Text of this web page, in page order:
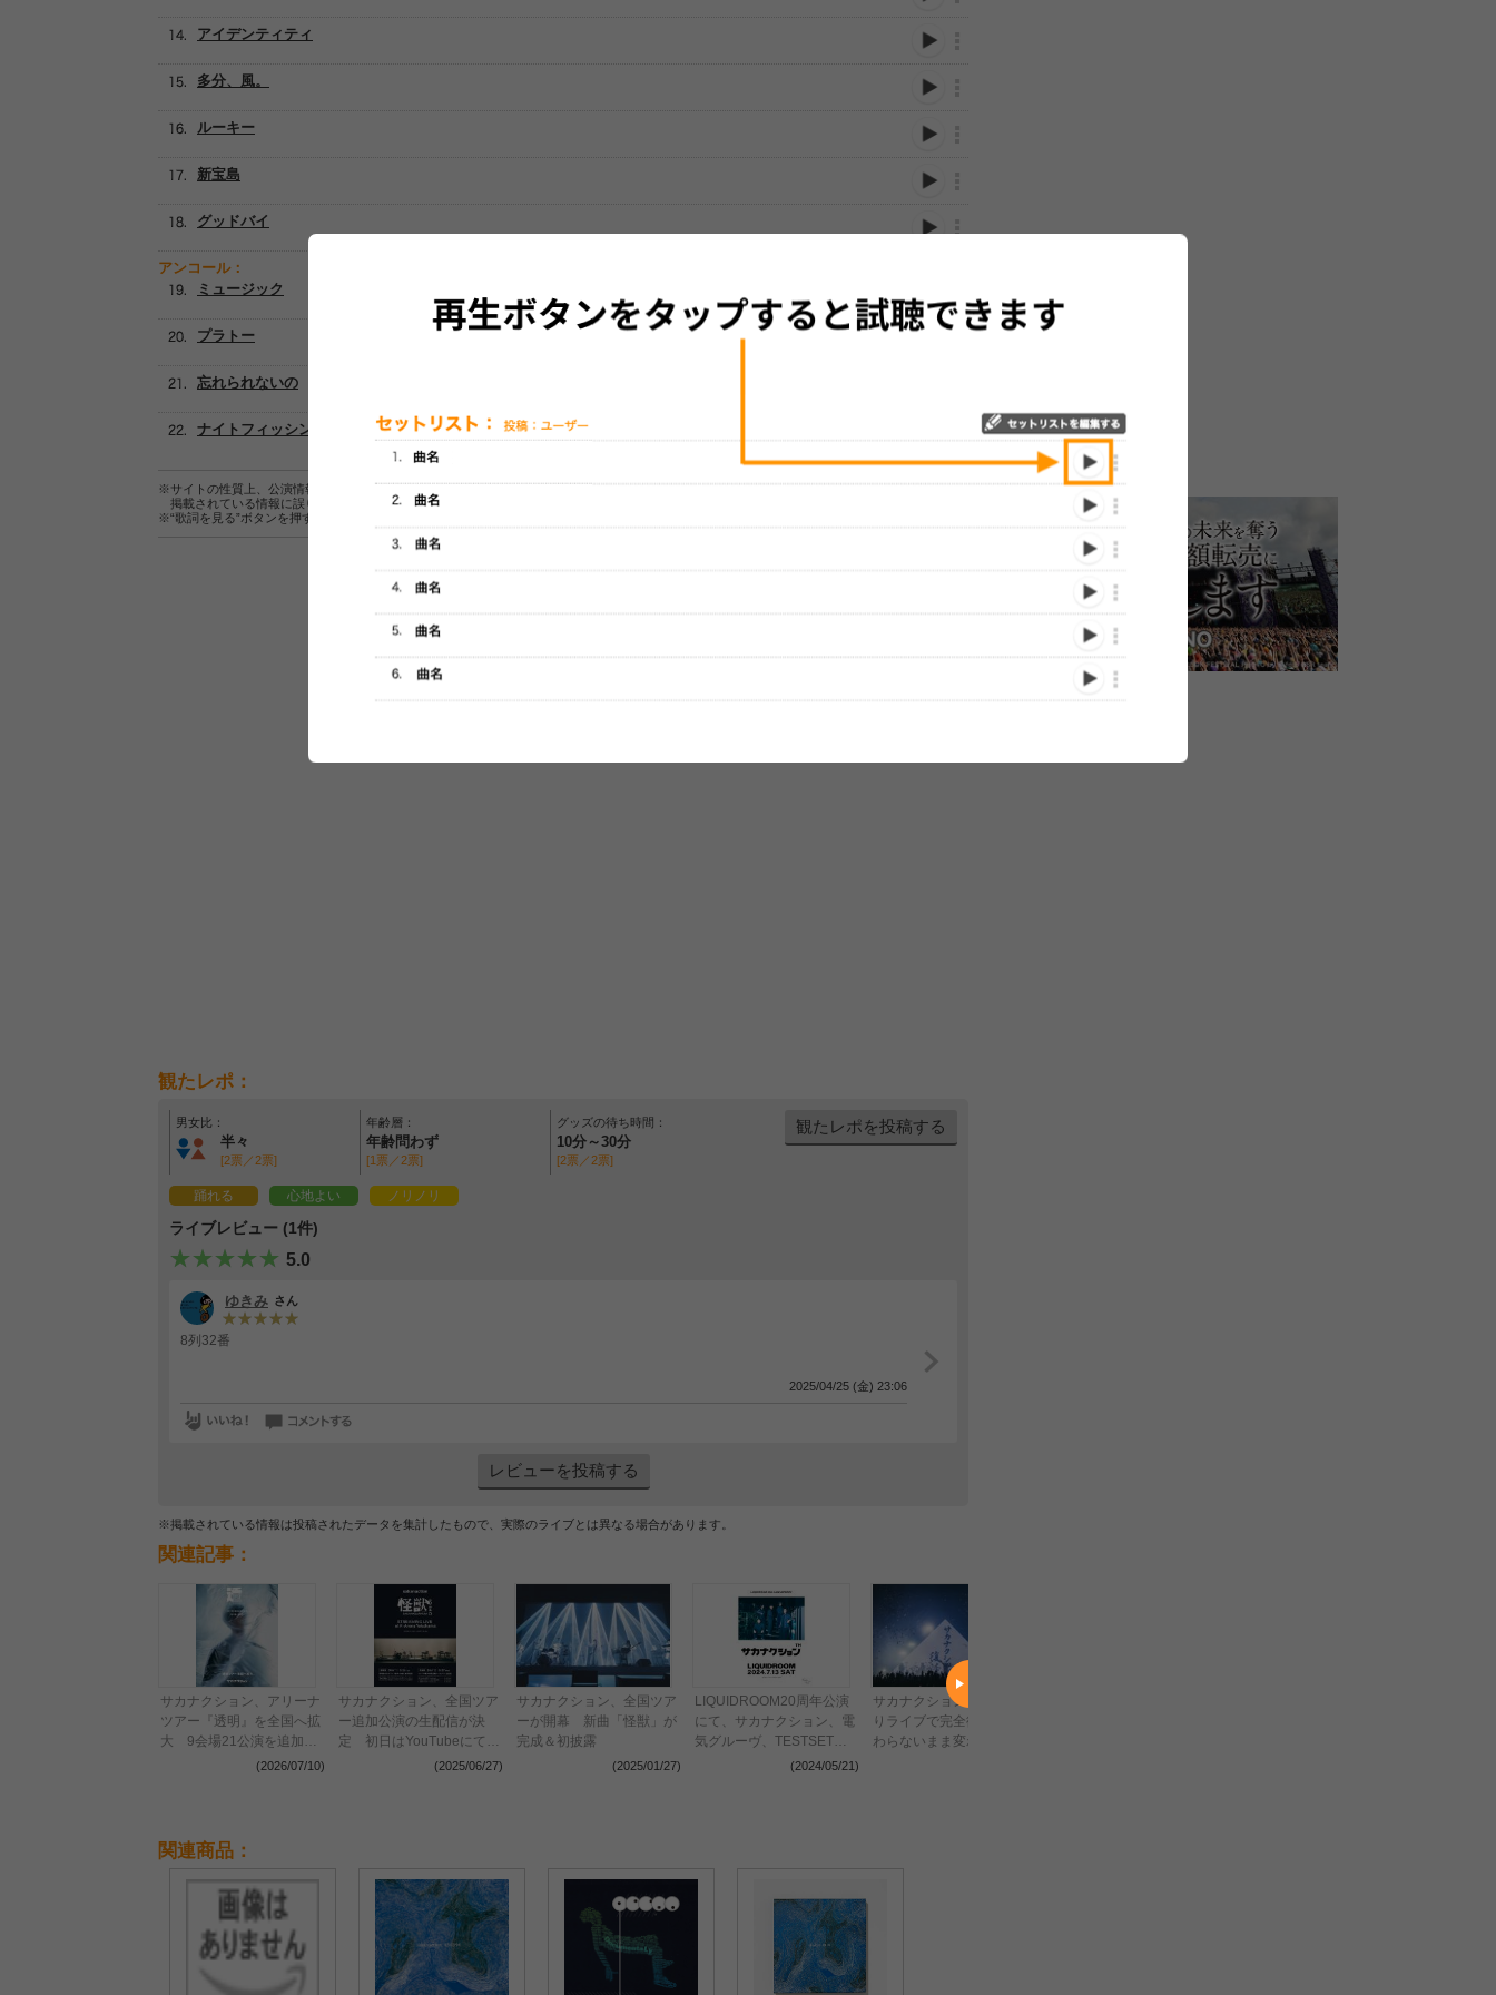
アイデンティティ
多分、風。
ルーキー
新宝島
グッドバイ
アンコール：
ミュージック
プラトー
忘れられないの
ナイトフィッシングイズグッド
※サイトの性質上、公演情報およびセットリスト情報の正確性は保証されませんので、あらかじめご了承ください。
掲載されている情報に誤りがある場合は、 こちら
※“歌詞を見る”ボタンを押すと、株式会社ページワンが運営する歌詞サイト「
観たレポ：
男女比：
半々
[2票／2票]
年齢層：
年齢問わず
[1票／2票]
グッズの待ち時間：
10分～30分
[2票／2票]
観たレポを投稿する
踊れる 心地よい ノリノリ
ライブレビュー (1件)
5.0
ゆきみ さん
8列32番
2025/04/25 (金) 23:06
レビューを投稿する
※掲載されている情報は投稿されたデータを集計したもので、実際のライブとは異なる場合があります。
関連記事：
サカナクション、アリーナ
ツアー『透明』を全国へ拡
大 9会場21公演を追加し
デビュー20周年、全31公
(2026/07/10)
サカナクション、全国ツア
ー追加公演の生配信が決
定 初日はYouTubeにてラ
イブ前半10曲を限定無料配
(2025/06/27)
サカナクション、全国ツア
ーが開幕 新曲「怪獣」が
完成＆初披露
(2025/01/27)
LIQUIDROOM20周年公演
にて、サカナクション、電
気グルーヴ、TESTSETが
ワンマンライブ開催(2024/05/21)
サカナクション、約2年ぶ
りライブで完全復活 「変
わらないまま変わっていき
関連商品：